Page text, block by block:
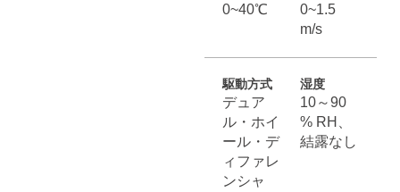
0~40℃
0~1.5
m/s
駆動方式
デュア
ル・ホイ
ール・デ
ィファレ
ンシャ
湿度
10～90
% RH、
結露なし